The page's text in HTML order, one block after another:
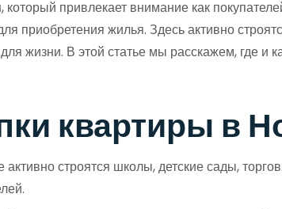
привлекает внимание как
приобретения жилья. Здесь активно
жизни. В этой статье мы расскажем, где и
квартиры в
строятся школы, детские сады,